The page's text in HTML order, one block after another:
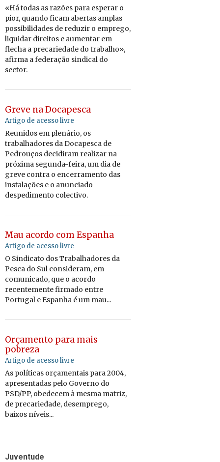
«Há todas as razões para esperar o
pior, quando ficam abertas amplas
possibilidades de reduzir o emprego,
liquidar direitos e aumentar em
flecha a precariedade do trabalho»,
afirma a federação sindical do
sector.
Greve na Docapesca
Artigo de acesso livre
Reunidos em plenário, os
trabalhadores da Docapesca de
Pedrouços decidiram realizar na
próxima segunda-feira, um dia de
greve contra o encerramento das
instalações e o anunciado
despedimento colectivo.
Mau acordo com Espanha
Artigo de acesso livre
O Sindicato dos Trabalhadores da
Pesca do Sul consideram, em
comunicado, que o acordo
recentemente firmado entre
Portugal e Espanha é um mau...
Orçamento para mais
pobreza
Artigo de acesso livre
As políticas orçamentais para 2004,
apresentadas pelo Governo do
PSD/PP, obedecem à mesma matriz,
de precariedade, desemprego,
baixos níveis...
Juventude